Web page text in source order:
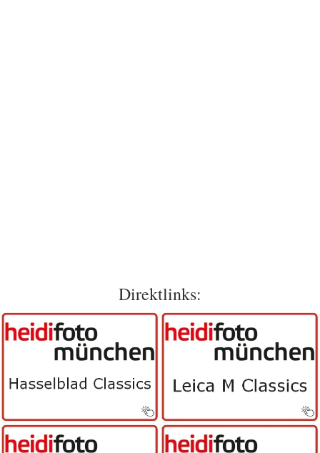
Direktlinks: